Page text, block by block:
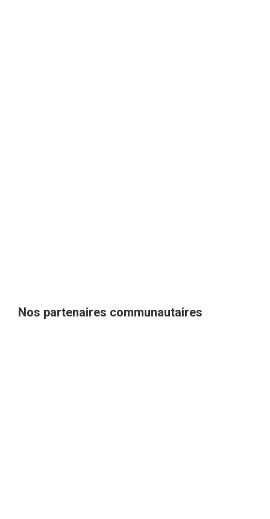
Nos partenaires communautaires